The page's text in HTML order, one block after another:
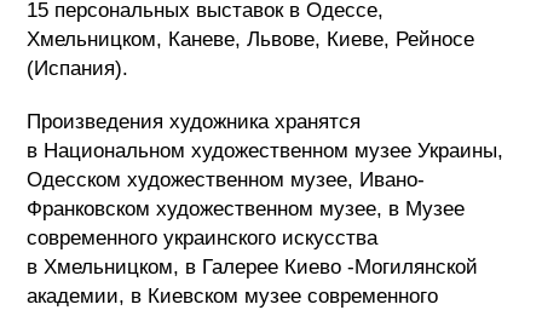
15 персональных выставок в Одессе,
Хмельницком, Каневе, Львове, Киеве, Рейносе
(Испания).
Произведения художника хранятся
в Национальном художественном музее Украины,
Одесском художественном музее, Ивано-
Франковском художественном музее, в Музее
современного украинского искусства
в Хмельницком, в Галерее Киево -Могилянской
академии, в Киевском музее современного